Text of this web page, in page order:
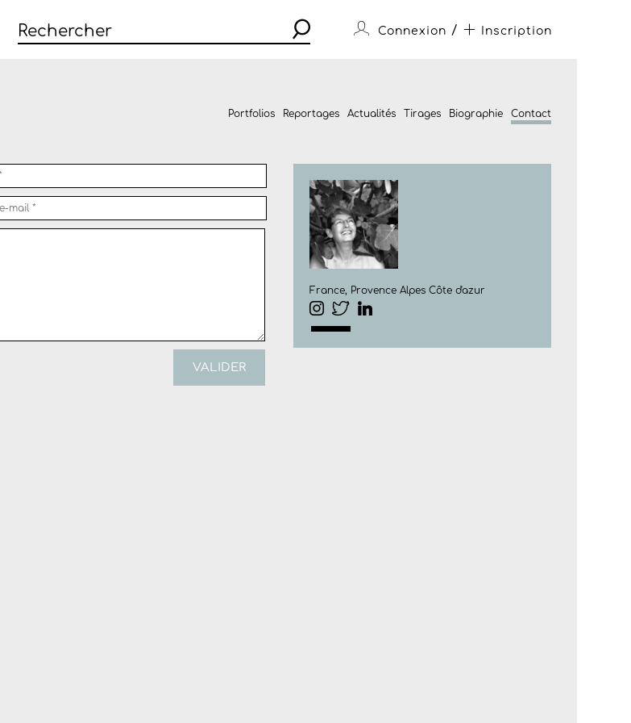
Connexion / Inscription
Portfolios Reportages Actualités Tirages Biographie Contact
VALIDER
France, Provence Alpes Côte d'azur